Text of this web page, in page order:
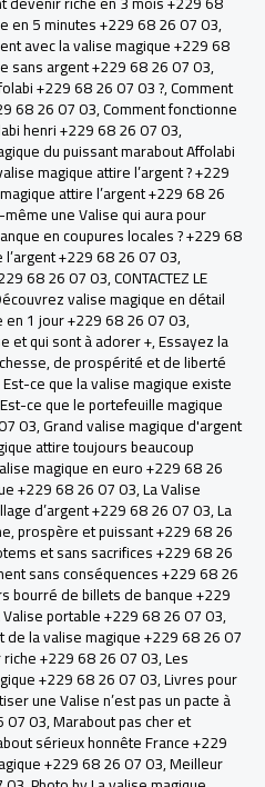
en 5 minutes +229 68 26 07 03,
avec la valise magique +229 68
sans argent +229 68 26 07 03,
+229 68 26 07 03 ?,Comment
68 26 07 03,Comment fonctionne
henri +229 68 26 07 03,
du puissant marabout Affolabi
magique attire l’argent ? +229
attire l’argent +229 68 26
une Valise qui aura pour
en coupures locales ? +229 68
+229 68 26 07 03,
68 26 07 03,CONTACTEZ LE
valise magique en détail
en 1 jour +229 68 26 07 03,
et qui sont à adorer +,Essayez la
de prospérité et de liberté
Est-ce que la valise magique existe
Est-ce que le portefeuille magique
03,Grand valise magique d'argent
attire toujours beaucoup
magique en euro +229 68 26
+229 68 26 07 03,La Valise
d’argent +229 68 26 07 03,La
prospère et puissant +229 68 26
et sans sacrifices +229 68 26
sans conséquences +229 68 26
bourré de billets de banque +229
portable +229 68 26 07 03,
la valise magique +229 68 26 07
+229 68 26 07 03,Les
+229 68 26 07 03,Livres pour
une Valise n’est pas un pacte à
07 03,Marabout pas cher et
sérieux honnête France +229
+229 68 26 07 03,Meilleur